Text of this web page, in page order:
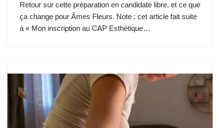
Retour sur cette préparation en candidate libre, et ce que
ça change pour Âmes Fleurs. Note : cet article fait suite
à « Mon inscription au CAP Esthétique…